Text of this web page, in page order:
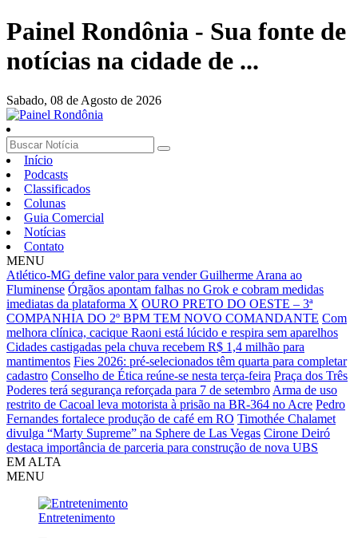
Painel Rondônia - Sua fonte de
notícias na cidade de ...
Sabado, 08 de Agosto de 2026
Início
Podcasts
Classificados
Colunas
Guia Comercial
Notícias
Contato
MENU
Atlético-MG define valor para vender Guilherme Arana ao
Fluminense Órgãos apontam falhas no Grok e cobram medidas
imediatas da plataforma X OURO PRETO DO OESTE – 3ª
COMPANHIA DO 2º BPM TEM NOVO COMANDANTE Com
melhora clínica, cacique Raoni está lúcido e respira sem aparelhos
Cidades castigadas pela chuva recebem R$ 1,4 milhão para
mantimentos Fies 2026: pré-selecionados têm quarta para completar
cadastro Conselho de Ética reúne-se nesta terça-feira Praça dos Três
Poderes terá segurança reforçada para 7 de setembro Arma de uso
restrito de Cacoal leva motorista à prisão na BR-364 no Acre Pedro
Fernandes fortalece produção de café em RO Timothée Chalamet
divulga “Marty Supreme” na Sphere de Las Vegas Cirone Deiró
destaca importância de parceria para construção de nova UBS
EM ALTA
MENU
Entretenimento